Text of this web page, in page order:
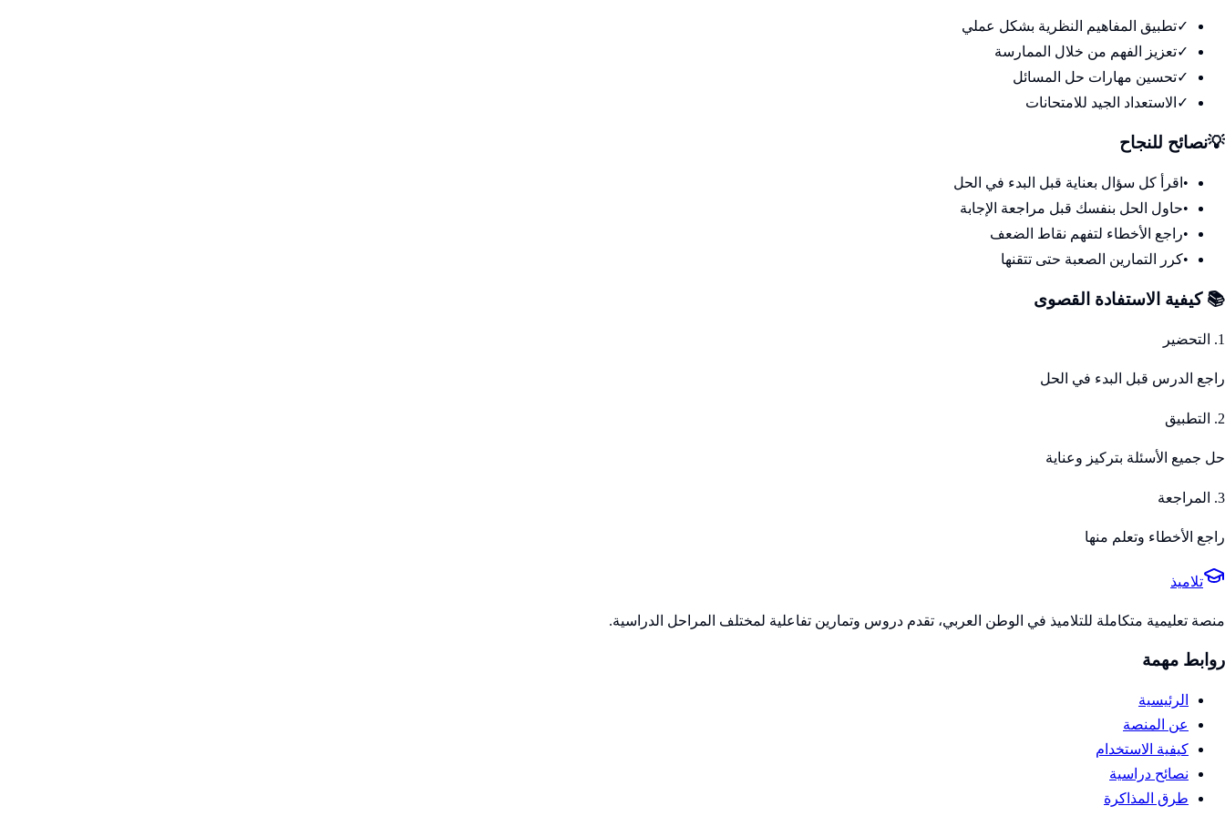
✓تطبيق المفاهيم النظرية بشكل عملي
✓تعزيز الفهم من خلال الممارسة
✓تحسين مهارات حل المسائل
✓ الاستعداد الجيد للامتحانات
💡نصائح للنجاح
• اقرأ كل سؤال بعناية قبل البدء في الحل
•حاول الحل بنفسك قبل مراجعة الإجابة
•راجع الأخطاء لتفهم نقاط الضعف
•كرر التمارين الصعبة حتى تتقنها
📚 كيفية الاستفادة القصوى
1. التحضير
راجع الدرس قبل البدء في الحل
2. التطبيق
حل جميع الأسئلة بتركيز وعناية
3. المراجعة
راجع الأخطاء وتعلم منها
تلاميذ
منصة تعليمية متكاملة للتلاميذ في الوطن العربي، تقدم دروس وتمارين تفاعلية لمختلف المراحل الدراسية.
روابط مهمة
الرئيسية
عن المنصة
كيفية الاستخدام
نصائح دراسية
طرق المذاكرة